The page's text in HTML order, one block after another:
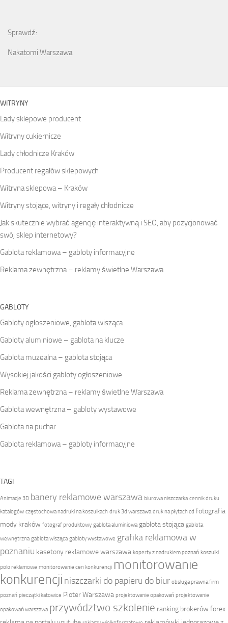
Sprawdź:
Nakatomi Warszawa
WITRYNY
Lady sklepowe producent
Witryny cukiernicze
Lady chłodnicze Kraków
Producent regałów sklepowych
Witryna sklepowa – Kraków
Witryny stojące, witryny i regały chłodnicze
Jak skutecznie wybrać agencję interaktywną i SEO, aby pozycjonować
swój sklep internetowy?
Gablota reklamowa – gabloty informacyjne
Reklama zewnętrzna – reklamy świetlne Warszawa
GABLOTY
Gabloty ogłoszeniowe, gablota wisząca
Gabloty aluminiowe – gablota na klucze
Gablota muzealna – gablota stojąca
Wysokiej jakości gabloty ogłoszeniowe
Reklama zewnętrzna – reklamy świetlne Warszawa
Gablota wewnętrzna – gabloty wystawowe
Gablota na puchar
Gablota reklamowa – gabloty informacyjne
TAGI
Animacje 3D banery reklamowe warszawa biurowa niszczarka cennik druku
katalogów częstochowa nadruki na koszulkach druk 3d warszawa druk na płytach cd fotografia
mody kraków fotograf produktowy gablota aluminiowa gablota stojąca gablota
wewnętrzna gablota wisząca gabloty wystawowe grafika reklamowa w
poznaniu kasetony reklamowe warszawa koperty z nadrukiem poznań koszulki
polo reklamowe monitorowanie cen konkurencji monitorowanie
konkurencji niszczarki do papieru do biur obsługa prawna firm
poznań pieczątki katowice Ploter Warszawa projektowanie opakowań projektowanie
opakowań warszawa przywództwo szkolenie ranking brokerów forex